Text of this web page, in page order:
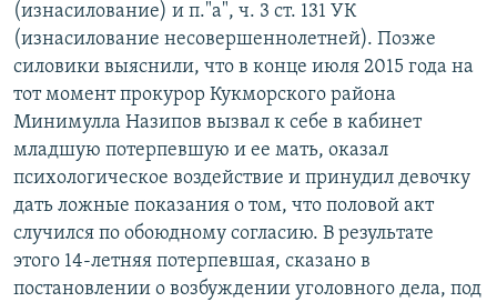
(изнасилование) и п."а", ч. 3 ст. 131 УК
(изнасилование несовершеннолетней). Позже
силовики выяснили, что в конце июля 2015 года на
тот момент прокурор Кукморского района
Минимулла Назипов вызвал к себе в кабинет
младшую потерпевшую и ее мать, оказал
психологическое воздействие и принудил девочку
дать ложные показания о том, что половой акт
случился по обоюдному согласию. В результате
этого 14-летняя потерпевшая, сказано в
постановлении о возбуждении уголовного дела, под